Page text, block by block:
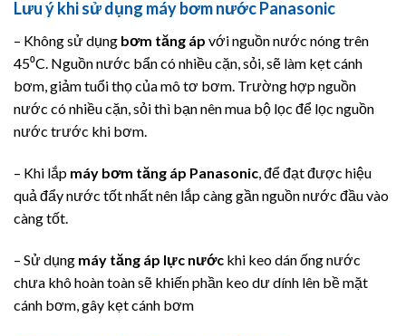
Lưu ý khi sử dụng máy bơm nước Panasonic
– Không sử dụng bơm tăng áp với nguồn nước nóng trên
45⁰C. Nguồn nước bẩn có nhiều cặn, sỏi, sẽ làm kẹt cánh
bơm, giảm tuổi thọ của mô tơ bơm. Trường hợp nguồn
nước có nhiều cặn, sỏi thì bạn nên mua bộ lọc để lọc nguồn
nước trước khi bơm.
– Khi lắp máy bơm tăng áp Panasonic, để đạt được hiệu
quả đẩy nước tốt nhất nên lắp càng gần nguồn nước đầu vào
càng tốt.
– Sử dụng máy tăng áp lực nước khi keo dán ống nước
chưa khô hoàn toàn sẽ khiến phần keo dư dính lên bề mặt
cánh bơm, gây kẹt cánh bơm